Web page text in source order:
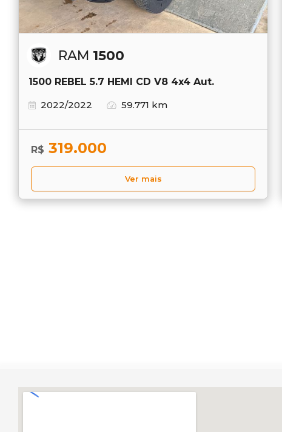
RAM 1500
1500 REBEL 5.7 HEMI CD V8 4x4 Aut.
2022/2022
59.771 km
R$ 319.000
Ver mais